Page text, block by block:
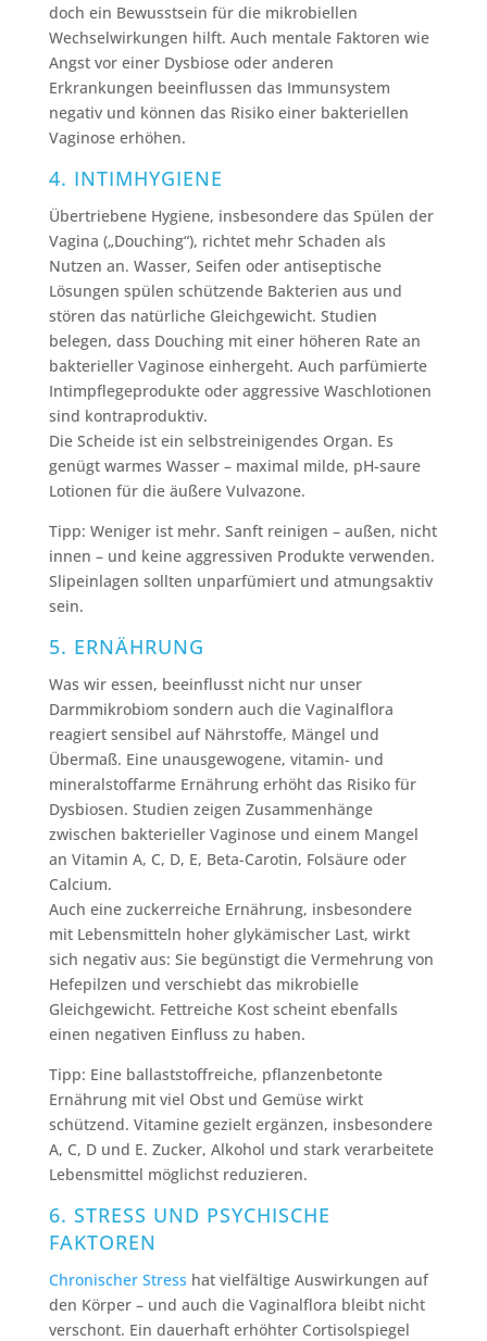
doch ein Bewusstsein für die mikrobiellen
Wechselwirkungen hilft. Auch mentale Faktoren wie
Angst vor einer Dysbiose oder anderen
Erkrankungen beeinflussen das Immunsystem
negativ und können das Risiko einer bakteriellen
Vaginose erhöhen.
4. INTIMHYGIENE
Übertriebene Hygiene, insbesondere das Spülen der
Vagina („Douching“), richtet mehr Schaden als
Nutzen an. Wasser, Seifen oder antiseptische
Lösungen spülen schützende Bakterien aus und
stören das natürliche Gleichgewicht. Studien
belegen, dass Douching mit einer höheren Rate an
bakterieller Vaginose einhergeht. Auch parfümierte
Intimpflegeprodukte oder aggressive Waschlotionen
sind kontraproduktiv.
Die Scheide ist ein selbstreinigendes Organ. Es
genügt warmes Wasser – maximal milde, pH-saure
Lotionen für die äußere Vulvazone.
Tipp: Weniger ist mehr. Sanft reinigen – außen, nicht
innen – und keine aggressiven Produkte verwenden.
Slipeinlagen sollten unparfümiert und atmungsaktiv
sein.
5. ERNÄHRUNG
Was wir essen, beeinflusst nicht nur unser
Darmmikrobiom sondern auch die Vaginalflora
reagiert sensibel auf Nährstoffe, Mängel und
Übermaß. Eine unausgewogene, vitamin- und
mineralstoffarme Ernährung erhöht das Risiko für
Dysbiosen. Studien zeigen Zusammenhänge
zwischen bakterieller Vaginose und einem Mangel
an Vitamin A, C, D, E, Beta-Carotin, Folsäure oder
Calcium.
Auch eine zuckerreiche Ernährung, insbesondere
mit Lebensmitteln hoher glykämischer Last, wirkt
sich negativ aus: Sie begünstigt die Vermehrung von
Hefepilzen und verschiebt das mikrobielle
Gleichgewicht. Fettreiche Kost scheint ebenfalls
einen negativen Einfluss zu haben.
Tipp: Eine ballaststoffreiche, pflanzenbetonte
Ernährung mit viel Obst und Gemüse wirkt
schützend. Vitamine gezielt ergänzen, insbesondere
A, C, D und E. Zucker, Alkohol und stark verarbeitete
Lebensmittel möglichst reduzieren.
6. STRESS UND PSYCHISCHE
FAKTOREN
Chronischer Stress hat vielfältige Auswirkungen auf
den Körper – und auch die Vaginalflora bleibt nicht
verschont. Ein dauerhaft erhöhter Cortisolspiegel